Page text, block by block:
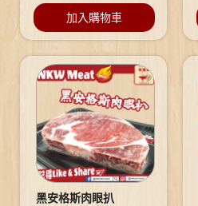
加入購物車
黑安格斯肉眼扒